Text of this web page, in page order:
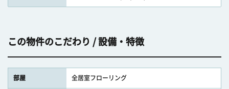
この物件のこだわり / 設備・特徴
部屋 全居室フローリング